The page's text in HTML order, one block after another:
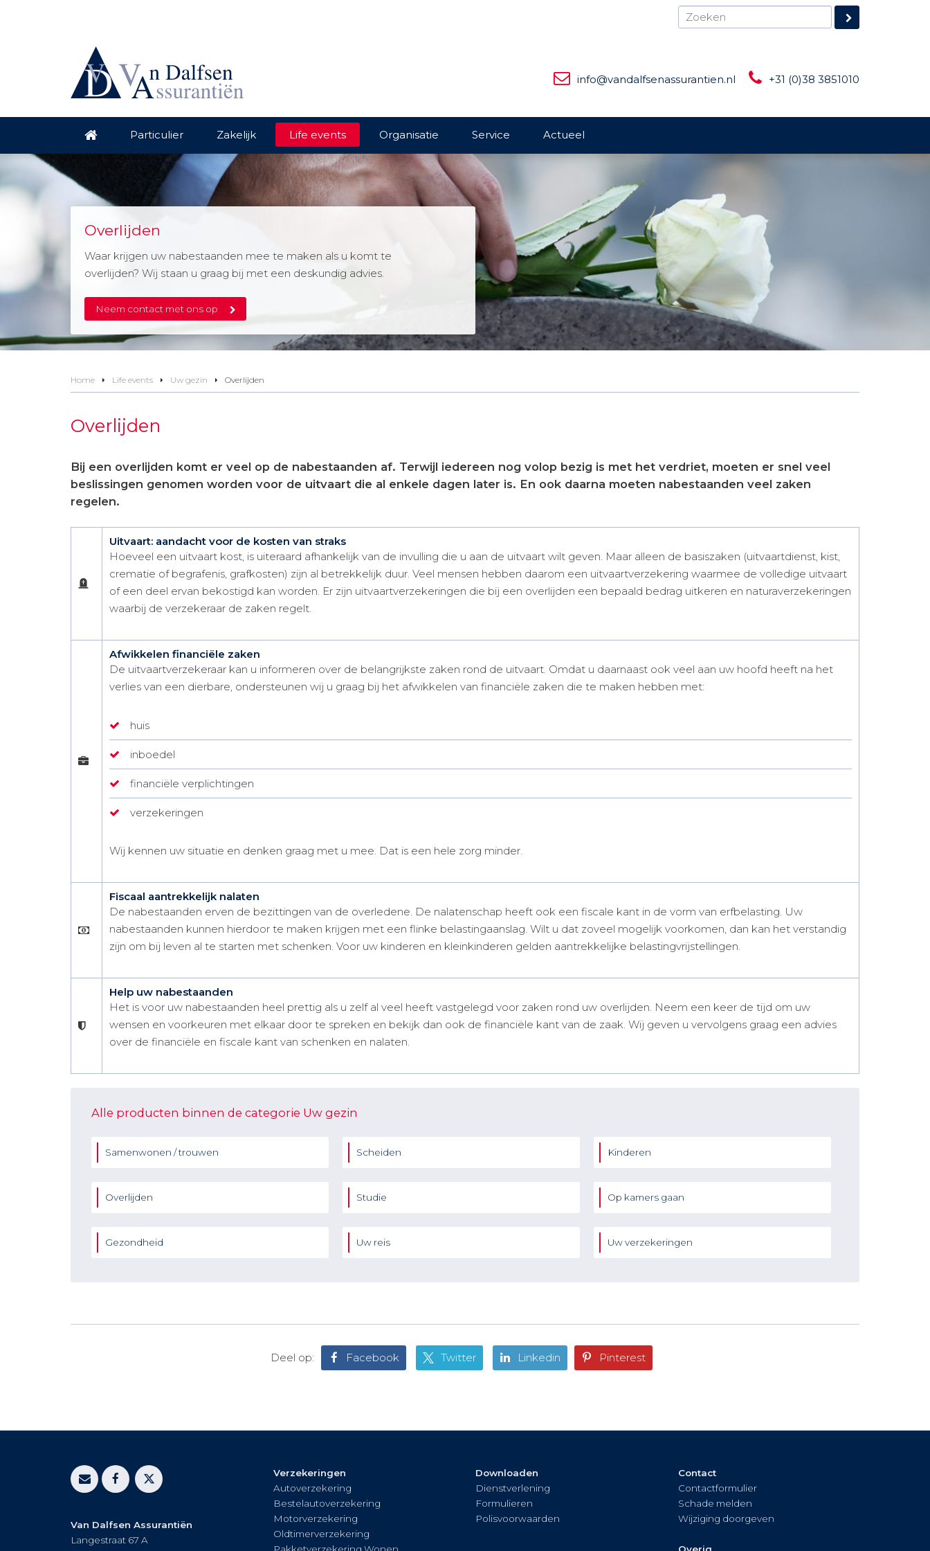
info@vandalfsenassurantien.nl +31 (0)38 3851010
Particulier Zakelijk Life events Organisatie Service Actueel
Overlijden
Waar krijgen uw nabestaanden mee te maken als u komt te
overlijden? Wij staan u graag bij met een deskundig advies.
Neem contact met ons op
Home Life events Uw gezin Overlijden
Overlijden
Bij een overlijden komt er veel op de nabestaanden af. Terwijl iedereen nog volop bezig is met het verdriet, moeten er snel veel
beslissingen genomen worden voor de uitvaart die al enkele dagen later is. En ook daarna moeten nabestaanden veel zaken
regelen.
Uitvaart: aandacht voor de kosten van straks
Hoeveel een uitvaart kost, is uiteraard afhankelijk van de invulling die u aan de uitvaart wilt geven. Maar alleen de basiszaken (uitvaartdienst, kist,
crematie of begrafenis, grafkosten) zijn al betrekkelijk duur. Veel mensen hebben daarom een uitvaartverzekering waarmee de volledige uitvaart
of een deel ervan bekostigd kan worden. Er zijn uitvaartverzekeringen die bij een overlijden een bepaald bedrag uitkeren en naturaverzekeringen
waarbij de verzekeraar de zaken regelt.
Afwikkelen financiële zaken
De uitvaartverzekeraar kan u informeren over de belangrijkste zaken rond de uitvaart. Omdat u daarnaast ook veel aan uw hoofd heeft na het
verlies van een dierbare, ondersteunen wij u graag bij het afwikkelen van financiële zaken die te maken hebben met:
huis
inboedel
financiële verplichtingen
verzekeringen
Wij kennen uw situatie en denken graag met u mee. Dat is een hele zorg minder.
Fiscaal aantrekkelijk nalaten
De nabestaanden erven de bezittingen van de overledene. De nalatenschap heeft ook een fiscale kant in de vorm van erfbelasting. Uw
nabestaanden kunnen hierdoor te maken krijgen met een flinke belastingaanslag. Wilt u dat zoveel mogelijk voorkomen, dan kan het verstandig
zijn om bij leven al te starten met schenken. Voor uw kinderen en kleinkinderen gelden aantrekkelijke belastingvrijstellingen.
Help uw nabestaanden
Het is voor uw nabestaanden heel prettig als u zelf al veel heeft vastgelegd voor zaken rond uw overlijden. Neem een keer de tijd om uw
wensen en voorkeuren met elkaar door te spreken en bekijk dan ook de financiële kant van de zaak. Wij geven u vervolgens graag een advies
over de financiële en fiscale kant van schenken en nalaten.
Alle producten binnen de categorie Uw gezin
Samenwonen / trouwen Scheiden Kinderen
Overlijden Studie Op kamers gaan
Gezondheid Uw reis Uw verzekeringen
Deel op: Facebook Twitter Linkedin Pinterest
Van Dalfsen Assurantiën
Langestraat 67 A
Verzekeringen
Autoverzekering
Bestelautoverzekering
Motorverzekering
Oldtimerverzekering
Downloaden
Dienstverlening
Formulieren
Polisvoorwaarden
Contact
Contactformulier
Schade melden
Wijziging doorgeven